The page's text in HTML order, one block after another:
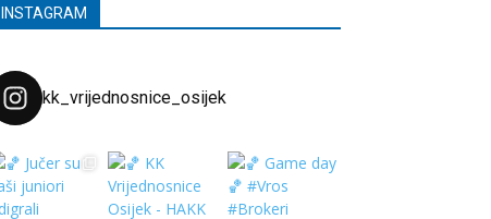
INSTAGRAM
kk_vrijednosnice_osijek